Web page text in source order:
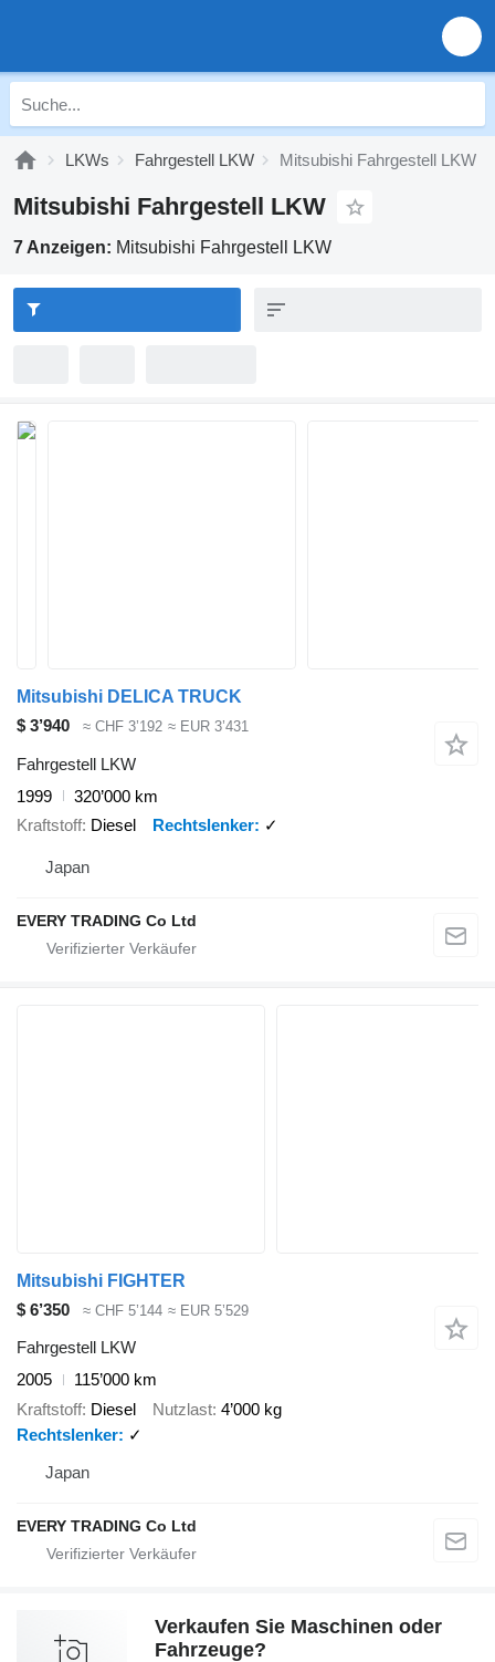
LKWs Fahrgestell LKW Mitsubishi Fahrgestell LKW
Mitsubishi Fahrgestell LKW
7 Anzeigen: Mitsubishi Fahrgestell LKW
Mitsubishi DELICA TRUCK
$ 3’940
≈ CHF 3’192 ≈ EUR 3’431
Fahrgestell LKW
1999
320’000 km
Kraftstoff Diesel Rechtslenker ✓
Japan
EVERY TRADING Co Ltd
Mitsubishi FIGHTER
$ 6’350
≈ CHF 5’144 ≈ EUR 5’529
Fahrgestell LKW
2005
115’000 km
Kraftstoff Diesel Nutzlast 4’000 kg
Rechtslenker
✓
Japan
EVERY TRADING Co Ltd
Verkaufen Sie Maschinen oder
Fahrzeuge?